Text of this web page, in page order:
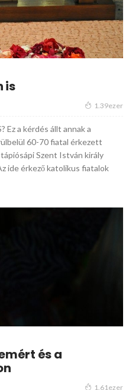
is
1.39ezer
Ez a kérdés állt annak a
60-70 fiatal érkezett
Szent István király
ide érkező katolikus fiatalok
és a
1.61ezer